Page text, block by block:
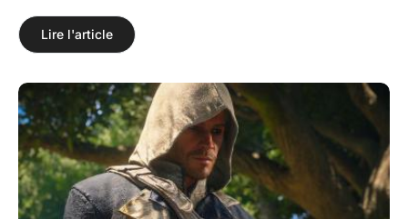
Lire l'article